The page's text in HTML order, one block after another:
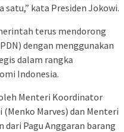
kata Presiden Jokowi.
terus mendorong
dengan menggunakan
dalam rangka
Indonesia.
Menteri Koordinator
Marves) dan Menteri
Pagu Anggaran barang